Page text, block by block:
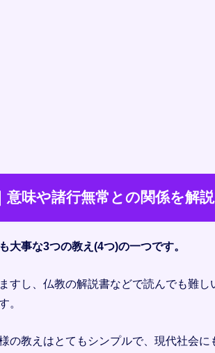
意味や諸行無常との関係を解説
大事な3つの教え(4つ)の一つです。
すし、仏教の解説書などで読んでも難
。
の教えはとてもシンプルで、現代社会